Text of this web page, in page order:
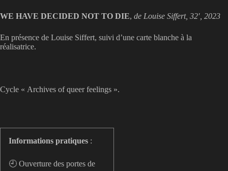
WE HAVE DECIDED NOT TO DIE, de Louise Siffert, 32′, 2023
En présence de Louise Siffert, suivi d’une carte blanche à la
réalisatrice.
Cycle « Archives of queer feelings ».
Informations pratiques :
🕘 Ouverture des portes de